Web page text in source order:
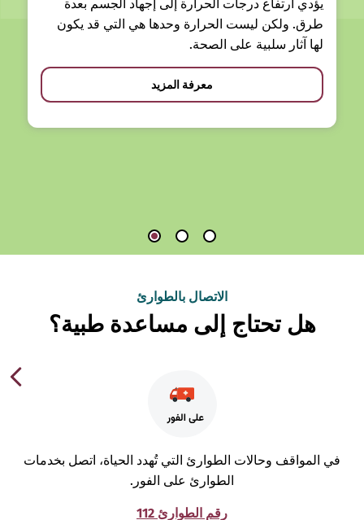
يؤدي ارتفاع درجات الحرارة إلى إجهاد الجسم بعدة
طرق. ولكن ليست الحرارة وحدها هي التي قد يكون
لها آثار سلبية على الصحة.
معرفة المزيد
الاتصال بالطوارئ
هل تحتاج إلى مساعدة طبية؟
المواقف وحالات الطوارئ التي تُهدد الحياة، اتصل بخدمات
الطوارئ على الفور.
رقم الطوارئ 112